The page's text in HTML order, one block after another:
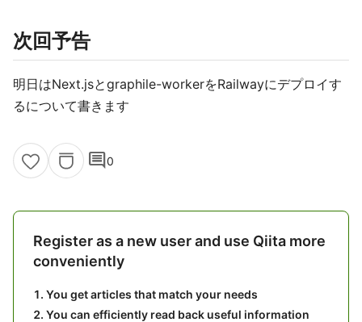
次回予告
明日はNext.jsとgraphile-workerをRailwayにデプロイす
るについて書きます
comment0
Register as a new user and use Qiita more
conveniently
You get articles that match your needs
You can efficiently read back useful information